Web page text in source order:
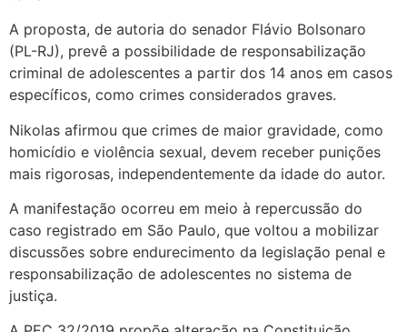
A proposta, de autoria do senador Flávio Bolsonaro
(PL-RJ), prevê a possibilidade de responsabilização
criminal de adolescentes a partir dos 14 anos em casos
específicos, como crimes considerados graves.
Nikolas afirmou que crimes de maior gravidade, como
homicídio e violência sexual, devem receber punições
mais rigorosas, independentemente da idade do autor.
A manifestação ocorreu em meio à repercussão do
caso registrado em São Paulo, que voltou a mobilizar
discussões sobre endurecimento da legislação penal e
responsabilização de adolescentes no sistema de
justiça.